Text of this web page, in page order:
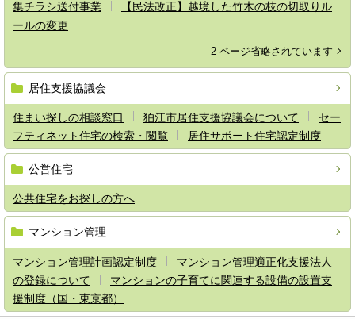
集チラシ送付事業
【民法改正】越境した竹木の枝の切取りル
ールの変更
2 ページ省略されています
居住支援協議会
住まい探しの相談窓口 狛江市居住支援協議会について
セー
フティネット住宅の検索・閲覧
居住サポート住宅認定制度
公営住宅
公共住宅をお探しの方へ
マンション管理
マンション管理計画認定制度
マンション管理適正化支援法人
の登録について
マンションの子育てに関連する設備の設置支
援制度（国・東京都）